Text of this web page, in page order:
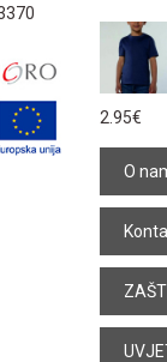
2.95€
O